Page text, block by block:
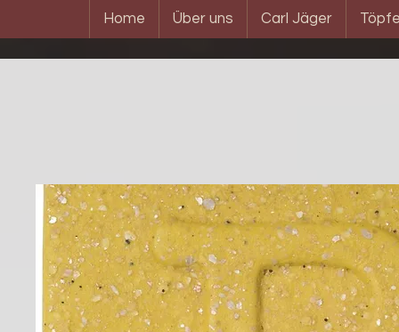
Home Über uns Carl Jäger